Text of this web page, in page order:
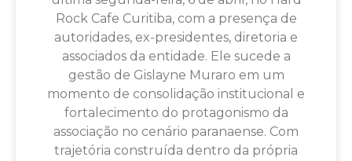
Rock Cafe Curitiba, com a presença de
autoridades, ex-presidentes, diretoria e
associados da entidade. Ele sucede a
gestão de Gislayne Muraro em um
momento de consolidação institucional e
fortalecimento do protagonismo da
associação no cenário paranaense. Com
trajetória construída dentro da própria